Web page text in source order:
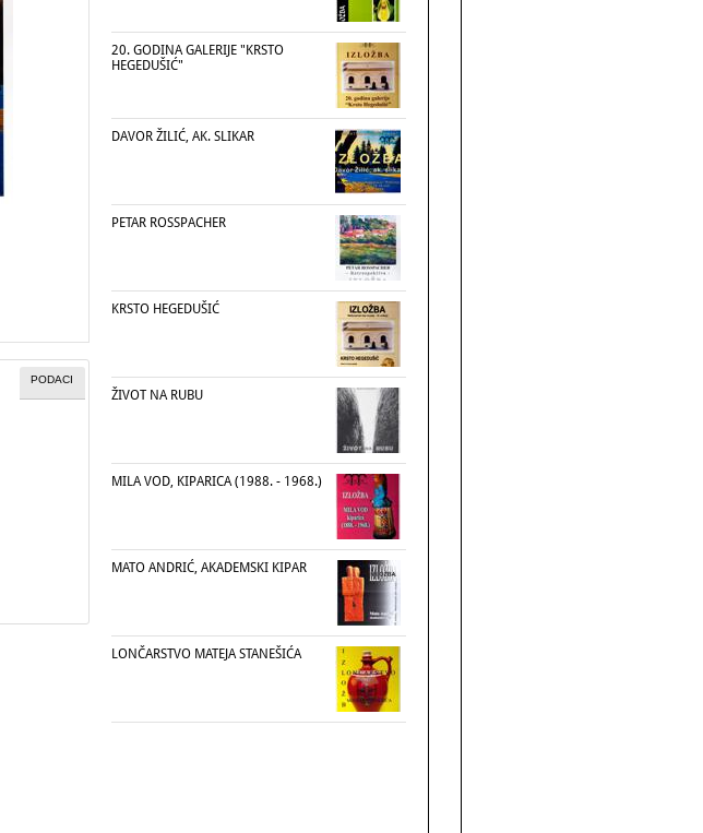
PODACI
20. GODINA GALERIJE "KRSTO
HEGEDUŠIĆ"
DAVOR ŽILIĆ, AK. SLIKAR
PETAR ROSSPACHER
KRSTO HEGEDUŠIĆ
ŽIVOT NA RUBU
MILA VOD, KIPARICA (1988. - 1968.)
MATO ANDRIĆ, AKADEMSKI KIPAR
LONČARSTVO MATEJA STANEŠIĆA